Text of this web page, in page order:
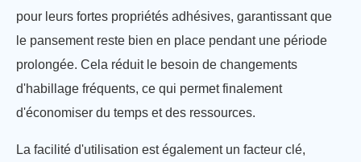
pour leurs fortes propriétés adhésives, garantissant que
le pansement reste bien en place pendant une période
prolongée. Cela réduit le besoin de changements
d'habillage fréquents, ce qui permet finalement
d'économiser du temps et des ressources.
La facilité d'utilisation est également un facteur clé,